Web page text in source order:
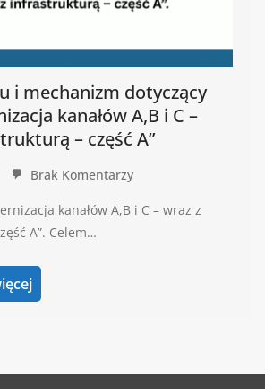
i mechanizm dotyczący
kanałów A,B i C –
– część A”
Brak Komentarzy
kanałów A,B i C – wraz z
A”. Celem…